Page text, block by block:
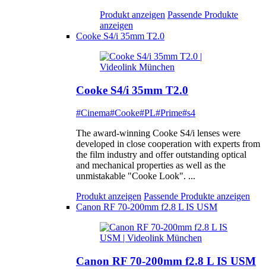
Produkt anzeigen Passende Produkte
anzeigen
Cooke S4/i 35mm T2.0
Cooke S4/i 35mm T2.0
#Cinema#Cooke#PL#Prime#s4
The award-winning Cooke S4/i lenses were
developed in close cooperation with experts from
the film industry and offer outstanding optical
and mechanical properties as well as the
unmistakable "Cooke Look". ...
Produkt anzeigen Passende Produkte anzeigen
Canon RF 70-200mm f2.8 L IS USM
Canon RF 70-200mm f2.8 L IS USM